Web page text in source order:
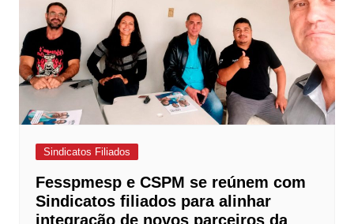
Sindicatos Filiados
Fesspmesp e CSPM se reúnem com
Sindicatos filiados para alinhar
integração de novos parceiros da